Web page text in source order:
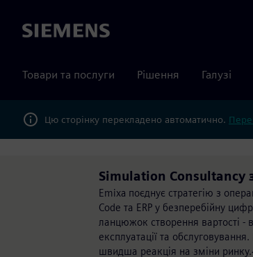
Siemens
Товари та послуги Рішення Галузі
Цю сторінку перекладено автоматично.
Simulation Consultancy
Emixa поєднує стратегію з
Code та ERP у безперебійну
ланцюжок створення вартості -
експлуатації та
швидша реакція на зміни